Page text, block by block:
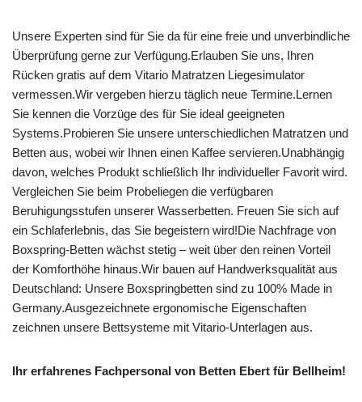
Unsere Experten sind für Sie da für eine freie und unverbindliche
Überprüfung gerne zur Verfügung.Erlauben Sie uns, Ihren
Rücken gratis auf dem Vitario Matratzen Liegesimulator
vermessen.Wir vergeben hierzu täglich neue Termine.Lernen
Sie kennen die Vorzüge des für Sie ideal geeigneten
Systems.Probieren Sie unsere unterschiedlichen Matratzen und
Betten aus, wobei wir Ihnen einen Kaffee servieren.Unabhängig
davon, welches Produkt schließlich Ihr individueller Favorit wird.
Vergleichen Sie beim Probeliegen die verfügbaren
Beruhigungsstufen unserer Wasserbetten. Freuen Sie sich auf
ein Schlaferlebnis, das Sie begeistern wird!Die Nachfrage von
Boxspring-Betten wächst stetig – weit über den reinen Vorteil
der Komforthöhe hinaus.Wir bauen auf Handwerksqualität aus
Deutschland: Unsere Boxspringbetten sind zu 100% Made in
Germany.Ausgezeichnete ergonomische Eigenschaften
zeichnen unsere Bettsysteme mit Vitario-Unterlagen aus.
Ihr erfahrenes Fachpersonal von Betten Ebert für Bellheim!